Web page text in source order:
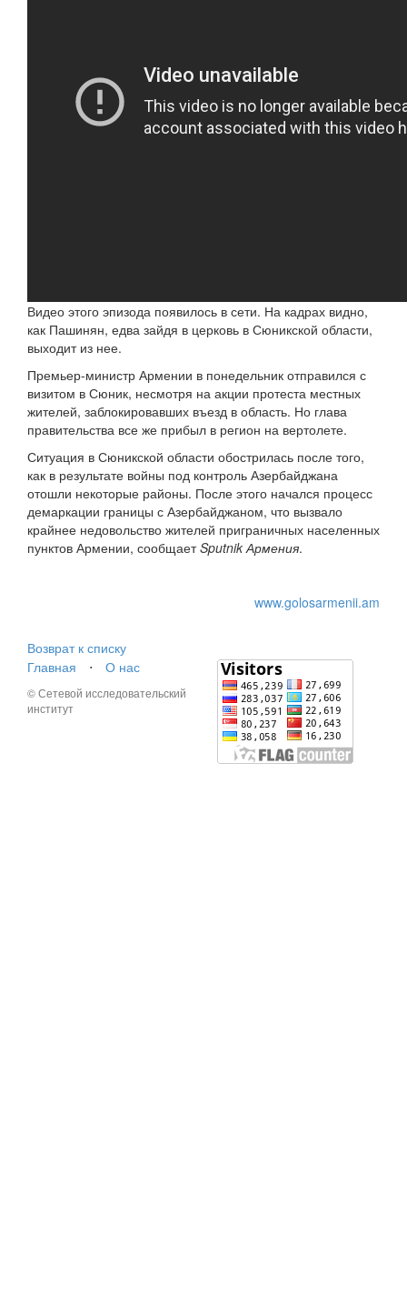
Видео этого эпизода появилось в сети. На кадрах видно,
как Пашинян, едва зайдя в церковь в Сюникской области,
выходит из нее.
Премьер-министр Армении в понедельник отправился с
визитом в Сюник, несмотря на акции протеста местных
жителей, заблокировавших въезд в область. Но глава
правительства все же прибыл в регион на вертолете.
Ситуация в Сюникской области обострилась после того,
как в результате войны под контроль Азербайджана
отошли некоторые районы. После этого начался процесс
демаркации границы с Азербайджаном, что вызвало
крайнее недовольство жителей приграничных населенных
пунктов Армении, сообщаетSputnik Армения.
www.golosarmenii.am
Возврат к списку
Главная
⋅ О нас
© Сетевой исследовательский
институт